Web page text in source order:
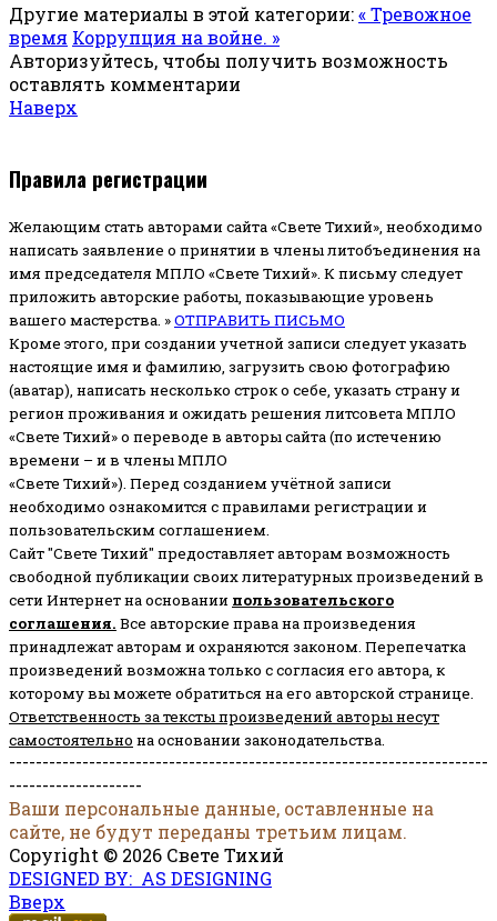
Другие материалы в этой категории:« Тревожное
время Коррупция на войне. »
Авторизуйтесь, чтобы получить возможность
оставлять комментарии
Наверх
Правила регистрации
Желающим стать авторами сайта «Свете Тихий», необходимо
написать заявление о принятии в члены литобъединения на
имя председателя МПЛО «Свете Тихий». К письму следует
приложить авторские работы, показывающие уровень
вашего мастерства. »ОТПРАВИТЬ ПИСЬМО
Кроме этого, при создании учетной записи следует указать
настоящие имя и фамилию, загрузить свою фотографию
(аватар), написать несколько строк о себе, указать страну и
регион проживания и ожидать решения литсовета МПЛО
«Свете Тихий» о переводе в авторы сайта (по истечению
времени – и в члены МПЛО
«Свете Тихий»). Перед созданием учётной записи
необходимо ознакомится с правилами регистрации и
пользовательским соглашением.
Сайт "Свете Тихий" предоставляет авторам возможность
свободной публикации своих литературных произведений в
сети Интернет на основании пользовательского
соглашения. Все авторские права на произведения
принадлежат авторам и охраняются законом. Перепечатка
произведений возможна только с согласия его автора, к
которому вы можете обратиться на его авторской странице.
Ответственность за тексты произведений авторы несут
самостоятельно на основании законодательства.
------------------------------------------------------------------------
--------------------
Ваши персональные данные, оставленные на
сайте, не будут переданы третьим лицам.
Copyright © 2026 Свете Тихий
DESIGNED BY: AS DESIGNING
Вверх